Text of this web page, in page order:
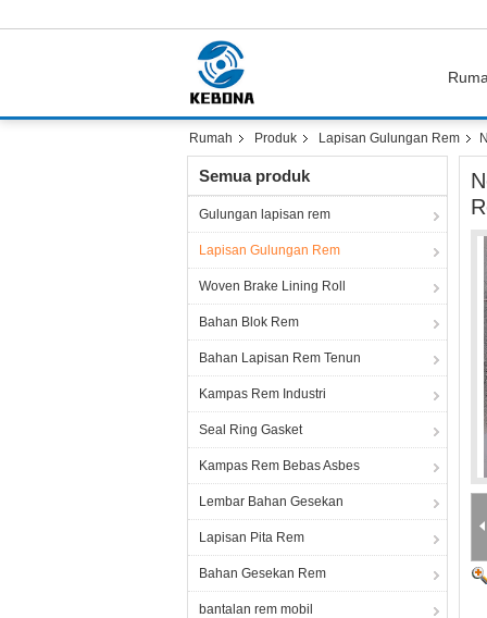
Rumah Produk Lapisan Gulungan Rem
Semua produk
Gulungan lapisan rem
Lapisan Gulungan Rem
Woven Brake Lining Roll
Bahan Blok Rem
Bahan Lapisan Rem Tenun
Kampas Rem Industri
Seal Ring Gasket
Kampas Rem Bebas Asbes
Lembar Bahan Gesekan
Lapisan Pita Rem
Bahan Gesekan Rem
bantalan rem mobil